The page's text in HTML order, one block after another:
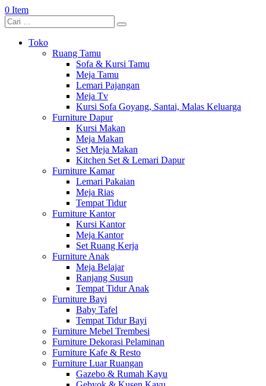
0 Item
Toko
Ruang Tamu
Sofa & Kursi Tamu
Meja Tamu
Lemari Pajangan
Meja Tv
Kursi Sofa Goyang, Santai, Malas Keluarga
Furniture Dapur
Kursi Makan
Meja Makan
Set Meja Makan
Kitchen Set & Lemari Dapur
Furniture Kamar
Lemari Pakaian
Meja Rias
Tempat Tidur
Furniture Kantor
Kursi Kantor
Meja Kantor
Set Ruang Kerja
Furniture Anak
Meja Belajar
Ranjang Susun
Tempat Tidur Anak
Furniture Bayi
Baby Tafel
Tempat Tidur Bayi
Furniture Mebel Trembesi
Furniture Dekorasi Pelaminan
Furniture Kafe & Resto
Furniture Luar Ruangan
Gazebo & Rumah Kayu